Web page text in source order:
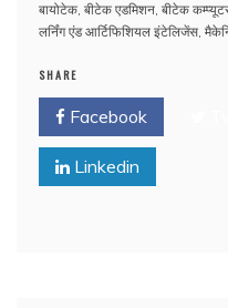
बायोटेक, बीटेक एडमिशन, बीटेक
लर्निंग एंड आर्टिफिशियल इंटेलिजेंस,
SHARE
Facebook
Linkedin